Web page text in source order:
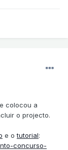
colocou a
o projecto.
e otutorial:
concurso-